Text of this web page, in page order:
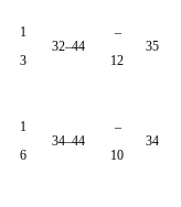
1
3
32–44
–
12
35
1
6
34–44
–
10
34